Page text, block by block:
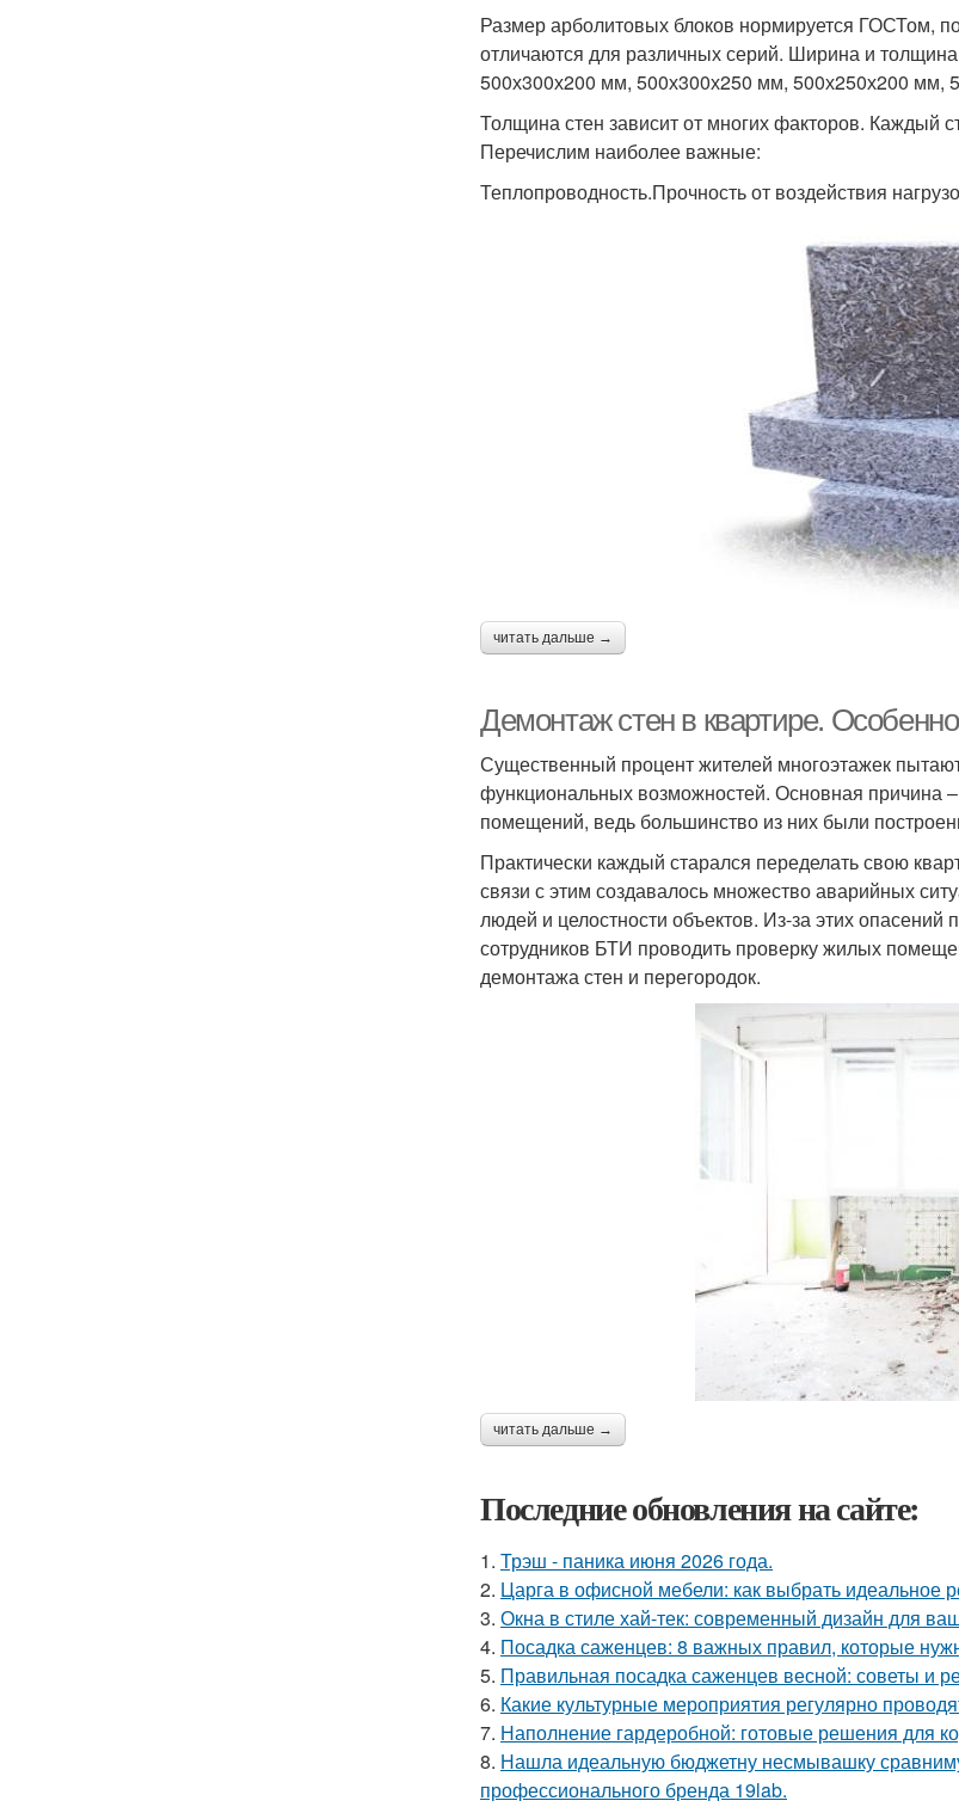
Размер арболитовых блоков нормируется ГОСТом,
отличаются для различных серий. Ширина и
500х300х200 мм, 500х300х250 мм, 500х250х200 мм,
Толщина стен зависит от многих факторов. Каждый
Перечислим наиболее важные:
Теплопроводность.Прочность от воздействия
читать дальше →
Демонтаж стен в квартире.
Существенный процент жителей многоэтажек
функциональных возможностей. Основная причина
помещений, ведь большинство из них были
Практически каждый старался переделать свою
связи с этим создавалось множество аварийных
людей и целостности объектов. Из-за этих
сотрудников БТИ проводить проверку жилых
демонтажа стен и перегородок.
читать дальше →
Последние обновления на сайте:
1. Трэш - паника июня 2026 года.
2. Царга в офисной мебели: как выбрать идеальное
3. Окна в стиле хай-тек: современный дизайн для
4. Посадка саженцев: 8 важных правил, которые
5. Правильная посадка саженцев весной: советы и
6. Какие культурные мероприятия регулярно
7. Наполнение гардеробной: готовые решения для
8. Нашла идеальную бюджетну несмывашку
профессионального бренда 19lab.